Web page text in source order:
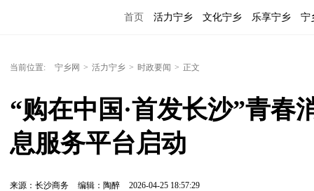
首页 活力宁乡 文化宁乡 乐享宁乡 宁
当前位置: 宁乡网 > 活力宁乡 > 时政要闻 > 正文
“购在中国·首发长沙”青春
息服务平台启动
来源：长沙商务 编辑：陶醉 2026-04-25 18:57:29